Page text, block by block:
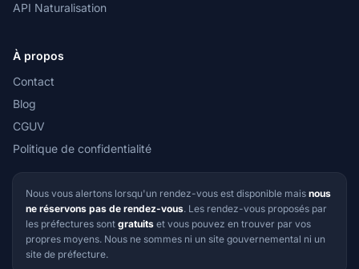
API Naturalisation
À propos
Contact
Blog
CGUV
Politique de confidentialité
Nous vous alertons lorsqu'un rendez-vous est disponible mais nous
ne réservons pas de rendez-vous. Les rendez-vous proposés par
les préfectures sont gratuits et vous pouvez en trouver par vos
propres moyens. Nous ne sommes ni un site gouvernemental ni un
site de préfecture.